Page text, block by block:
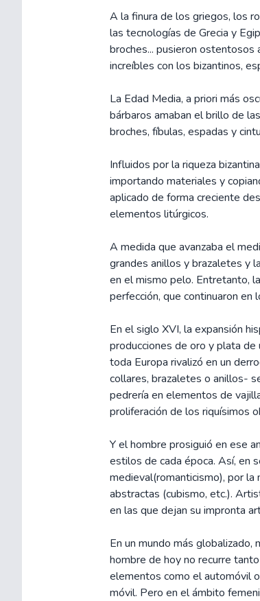
A la finura de los griegos, los
las tecnologías de Grecia y
broches... pusieron ostentosos
increíbles con los bizantinos,
La Edad Media, a priori más
bárbaros amaban el brillo de
broches, fíbulas, espadas y
Influidos por la riqueza
importando materiales y
aplicado de forma creciente
elementos litúrgicos.
A medida que avanzaba el
grandes anillos y brazaletes y
en el mismo pelo. Entretanto,
perfección, que continuaron en
En el siglo XVI, la expansión
producciones de oro y plata
toda Europa rivalizó en un
collares, brazaletes o anillos-
pedrería en elementos de
proliferación de los riquísimos
Y el hombre prosiguió en ese
estilos de cada época. Así, en
medieval(romanticismo), por
abstractas (cubismo, etc.).
en las que dejan su impronta
En un mundo más
hombre de hoy no recurre
elementos como el automóvil
móvil. Pero en el ámbito